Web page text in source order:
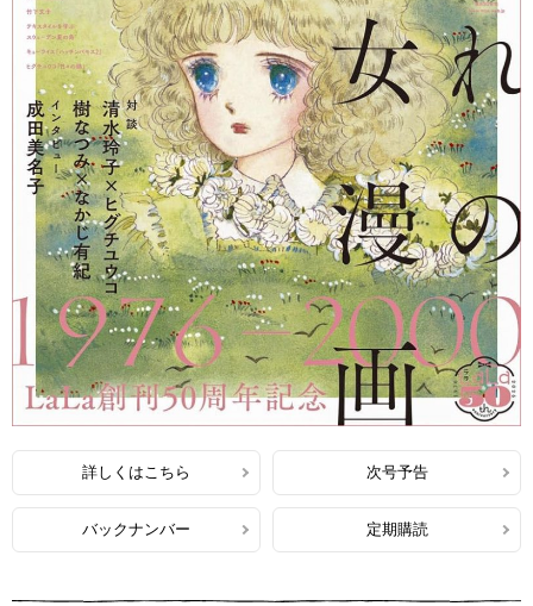
詳しくはこちら 次号予告
バックナンバー 定期購読